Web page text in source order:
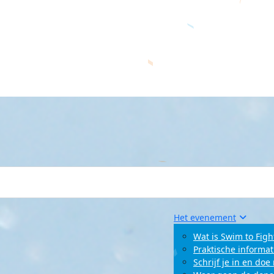
Het evenement
Wat is Swim to
Praktische
Schrijf je in en doe